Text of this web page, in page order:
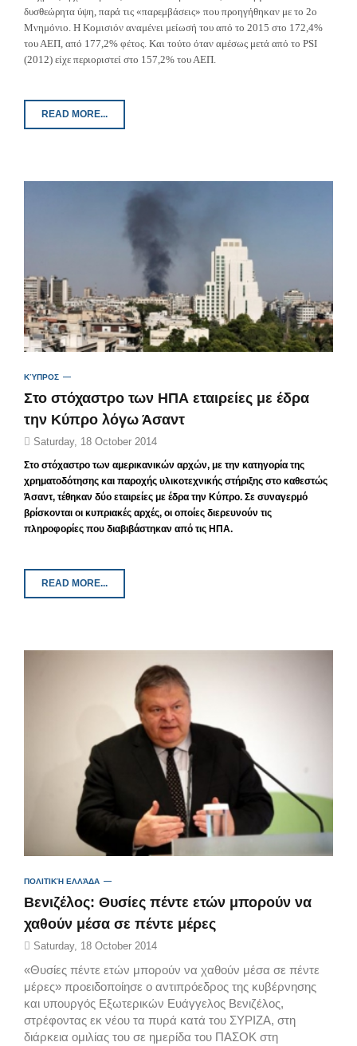
δυσθεώρητα ύψη, παρά τις «παρεμβάσεις» που προηγήθηκαν με το 2ο
Μνημόνιο. Η Κομισιόν αναμένει μείωσή του από το 2015 στο 172,4%
του ΑΕΠ, από 177,2% φέτος. Και τούτο όταν αμέσως μετά από το PSI
(2012) είχε περιοριστεί στο 157,2% του ΑΕΠ.
READ MORE...
ΚΎΠΡΟΣ
Στο στόχαστρο των ΗΠΑ εταιρείες με έδρα
την Κύπρο λόγω Άσαντ
Saturday, 18 October 2014
Στο στόχαστρο των αμερικανικών αρχών, με την κατηγορία της
χρηματοδότησης και παροχής υλικοτεχνικής στήριξης στο καθεστώς
Άσαντ, τέθηκαν δύο εταιρείες με έδρα την Κύπρο. Σε συναγερμό
βρίσκονται οι κυπριακές αρχές, οι οποίες διερευνούν τις
πληροφορίες που διαβιβάστηκαν από τις ΗΠΑ.
READ MORE...
ΠΟΛΙΤΙΚΉ ΕΛΛΆΔΑ
Βενιζέλος: Θυσίες πέντε ετών μπορούν να
χαθούν μέσα σε πέντε μέρες
Saturday, 18 October 2014
«Θυσίες πέντε ετών μπορούν να χαθούν μέσα σε πέντε
μέρες» προειδοποίησε ο αντιπρόεδρος της κυβέρνησης
και υπουργός Εξωτερικών Ευάγγελος Βενιζέλος,
στρέφοντας εκ νέου τα πυρά κατά του ΣΥΡΙΖΑ, στη
διάρκεια ομιλίας του σε ημερίδα του ΠΑΣΟΚ στη